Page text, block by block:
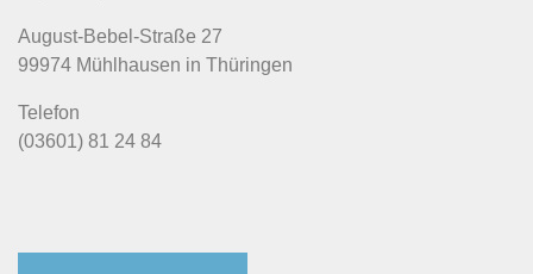
August-Bebel-Straße 27
99974 Mühlhausen in Thüringen
​Telefon
(03601) 81 24 84